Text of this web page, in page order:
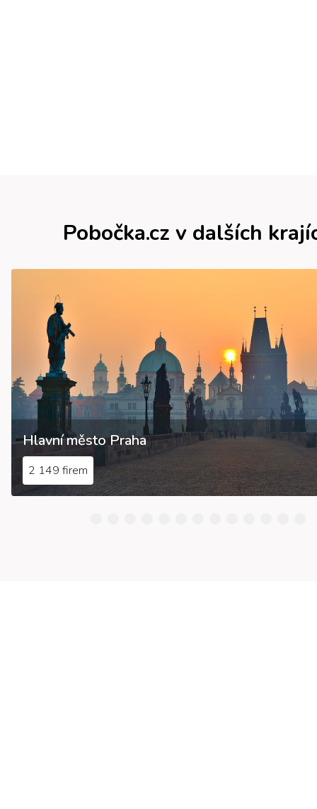
Pobočka.cz v dalších
Hlavní město Praha
2 149 firem